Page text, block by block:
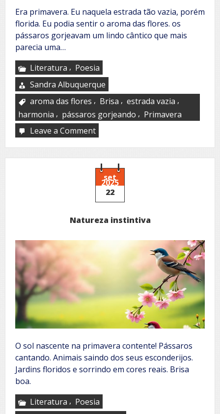
Era primavera. Eu naquela estrada tão vazia, porém
florida. Eu podia sentir o aroma das flores. os
pássaros gorjeavam um lindo cântico que mais
parecia uma…
Literatura , Poesia
Sandra Albuquerque
aroma das flores , Brisa , estrada vazia ,
harmonia , pássaros gorjeando , Primavera
Leave a Commenton
é
bom
ter
você
aqui!
set
2025
22
Natureza instintiva
O sol nascente na primavera contente! Pássaros
cantando. Animais saindo dos seus esconderijos.
Jardins floridos e sorrindo em cores reais. Brisa
boa.
Literatura , Poesia